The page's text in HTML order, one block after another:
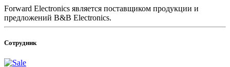
Forward Electronics является поставщиком продукции и
предложений B&B Electronics.
Сотрудник